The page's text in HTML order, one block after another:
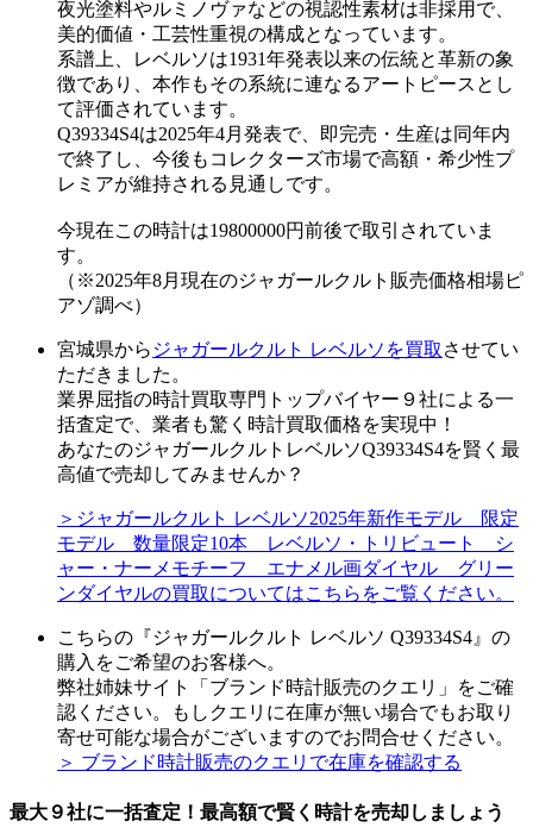
夜光塗料やルミノヴァなどの視認性素材は非採用で、
美的価値・工芸性重視の構成となっています。
系譜上、レベルソは1931年発表以来の伝統と革新の象
徴であり、本作もその系統に連なるアートピースとし
て評価されています。
Q39334S4は2025年4月発表で、即完売・生産は同年内
で終了し、今後もコレクターズ市場で高額・希少性プ
レミアが維持される見通しです。
今現在この時計は19800000円前後で取引されていま
す。
（※2025年8月現在のジャガールクルト販売価格相場ピ
アゾ調べ）
宮城県から ジャガールクルト レベルソを買取 させてい
ただきました。
業界屈指の時計買取専門トップバイヤー９社による一
括査定で、業者も驚く時計買取価格を実現中！
あなたのジャガールクルトレベルソQ39334S4を賢く最
高値で売却してみませんか？
＞ジャガールクルト レベルソ2025年新作モデル 限定
モデル 数量限定10本 レベルソ・トリビュート シ
ャー・ナーメモチーフ エナメル画ダイヤル グリー
ンダイヤルの買取についてはこちらをご覧ください。
こちらの『ジャガールクルト レベルソ Q39334S4』の
購入をご希望のお客様へ。
弊社姉妹サイト「ブランド時計販売のクエリ」をご確
認ください。もしクエリに在庫が無い場合でもお取り
寄せ可能な場合がございますのでお問合せください。
＞ ブランド時計販売のクエリで在庫を確認する
最大９社に一括査定！ 最高額で賢く時計を売却しましょう